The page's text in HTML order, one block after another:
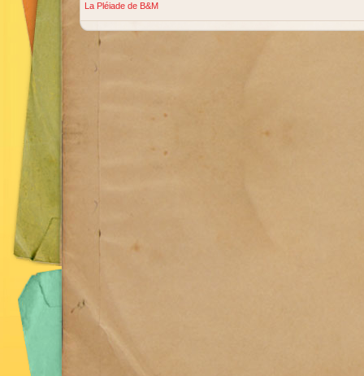
La Pléiade de B&M